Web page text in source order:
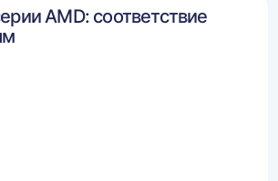
AMD: соответствие